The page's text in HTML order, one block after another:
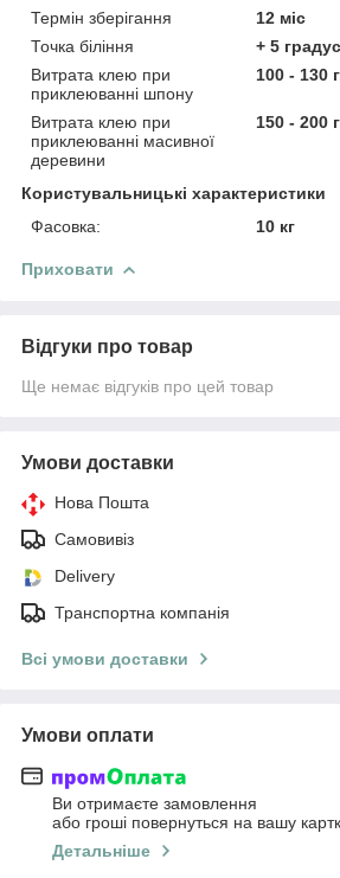
Термін зберігання
12 міс
Точка біління
+ 5
Витрата клею при
приклеюванні шпону
100 - 130
Витрата клею при
приклеюванні масивної
деревини
150 - 200
Користувальницькі характеристики
Фасовка:
10 кг
Приховати
Відгуки про товар
Ще немає відгуків про цей товар
Умови доставки
Нова Пошта
Самовивіз
Delivery
Транспортна компанія
Всі умови доставки
Умови оплати
Ви отримаєте замовлення
або гроші повернуться на вашу
Детальніше